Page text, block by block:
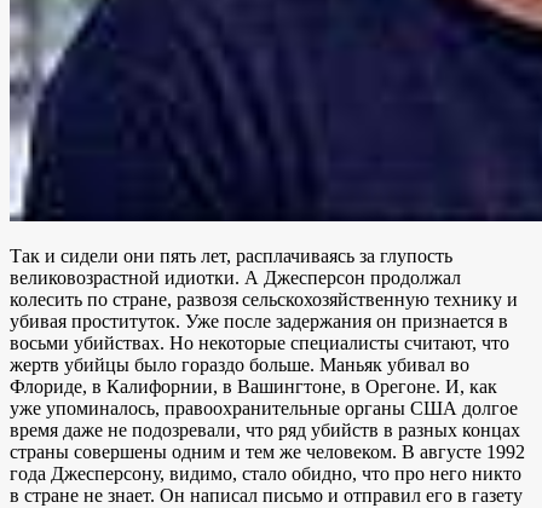
Так и сидели они пять лет, расплачиваясь за глупость
великовозрастной идиотки. А Джесперсон продолжал
колесить по стране, развозя сельскохозяйственную технику и
убивая проституток. Уже после задержания он признается в
восьми убийствах. Но некоторые специалисты считают, что
жертв убийцы было гораздо больше. Маньяк убивал во
Флориде, в Калифорнии, в Вашингтоне, в Орегоне. И, как
уже упоминалось, правоохранительные органы США долгое
время даже не подозревали, что ряд убийств в разных концах
страны совершены одним и тем же человеком. В августе 1992
года Джесперсону, видимо, стало обидно, что про него никто
в стране не знает. Он написал письмо и отправил его в газету